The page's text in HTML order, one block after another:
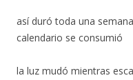
así duró toda una
calendario se consumió
la luz mudó mientras